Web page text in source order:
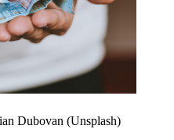
Dubovan (Unsplash)